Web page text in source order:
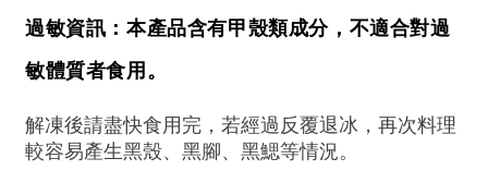
過敏資訊：本產品含有甲殼類成分，不適合對過
敏體質者食用。
解凍後請盡快食用完，若經過反覆退冰，再次料理
較容易產生黑殼、黑腳、黑鰓等情況。